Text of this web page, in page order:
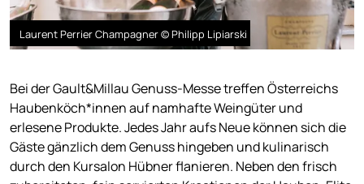
Laurent Perrier Champagner © Philipp Lipiarski
Bei der Gault&Millau Genuss-Messe treffen Österreichs
Haubenköch*innen auf namhafte Weingüter und
erlesene Produkte. Jedes Jahr aufs Neue können sich die
Gäste gänzlich dem Genuss hingeben und kulinarisch
durch den Kursalon Hübner flanieren. Neben den frisch